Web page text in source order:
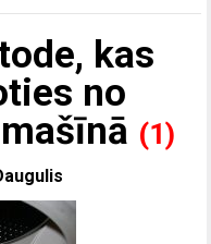
kas
no
(1)